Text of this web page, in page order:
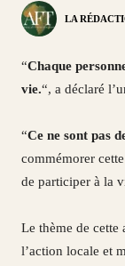
LA
“Chaque
vie.“, a déclaré
“Ce ne sont pas
commémorer
de participer à la
Le thème de cette
l’action locale et